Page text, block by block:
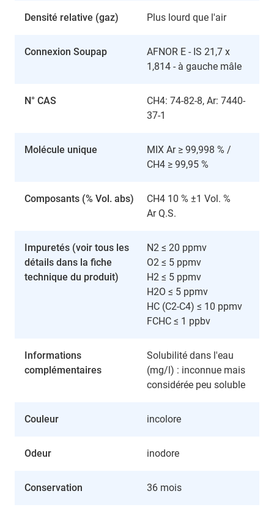
Densité relative (gaz) Plus lourd que l'air
Connexion Soupap
AFNOR E - IS 21,7 x
1,814 - à gauche mâle
N° CAS
CH4: 74-82-8, Ar: 7440-
37-1
Molécule unique
MIX Ar ≥ 99,998 % /
CH4 ≥ 99,95 %
Composants (% Vol. abs)
CH4 10 % ±1 Vol. %
Ar Q.S.
Impuretés (voir tous les
détails dans la fiche
technique du produit)
N2 ≤ 20 ppmv
O2 ≤ 5 ppmv
H2 ≤ 5 ppmv
H2O ≤ 5 ppmv
HC (C2-C4) ≤ 10 ppmv
FCHC ≤ 1 ppbv
Informations
complémentaires
Solubilité dans l'eau
(mg/l) : inconnue mais
considérée peu soluble
Couleur incolore
Odeur inodore
Conservation 36 mois